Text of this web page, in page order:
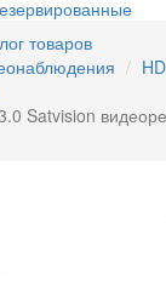
товаров
Satvision